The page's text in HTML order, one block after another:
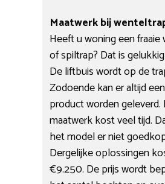
Maatwerk bij
Heeft u woning een
of spiltrap? Dat is
De liftbuis wordt op de
Zodoende kan er altijd
product worden geleverd.
maatwerk kost veel tijd.
het model er niet
Dergelijke oplossingen
€9.250. De prijs wordt